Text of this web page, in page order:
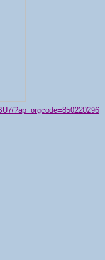
?ap_orgcode=850220296